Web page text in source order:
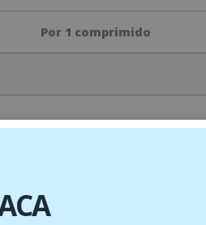
Por 1 comprimido